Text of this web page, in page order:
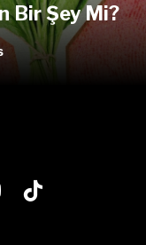
Bir Şey Mi?